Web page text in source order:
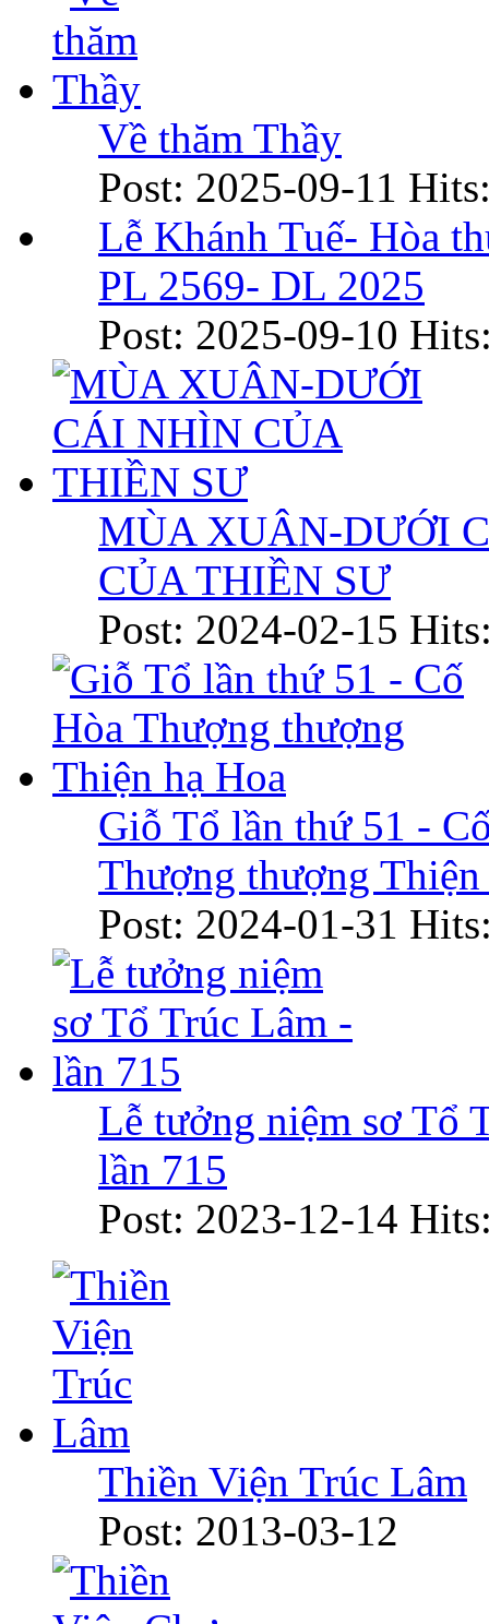
Về thăm Thầy
Post: 2025-09-11
Lễ Khánh Tuế- Hòa
PL 2569- DL 2025
Post: 2025-09-10
MÙA XUÂN-DƯỚI
CỦA THIỀN SƯ
Post: 2024-02-15
Giỗ Tổ lần thứ 51 -
Thượng thượng Thiện
Post: 2024-01-31
Lễ tưởng niệm sơ Tổ
lần 715
Post: 2023-12-14
Thiền Viện Trúc Lâm
Post: 2013-03-12